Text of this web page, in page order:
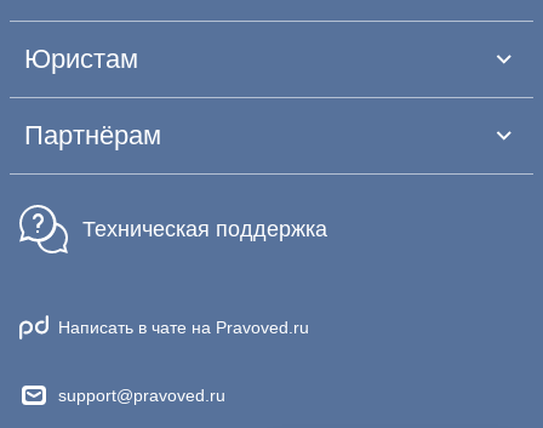
Юристам
Партнёрам
Техническая поддержка
Написать в чате на Pravoved.ru
support@pravoved.ru